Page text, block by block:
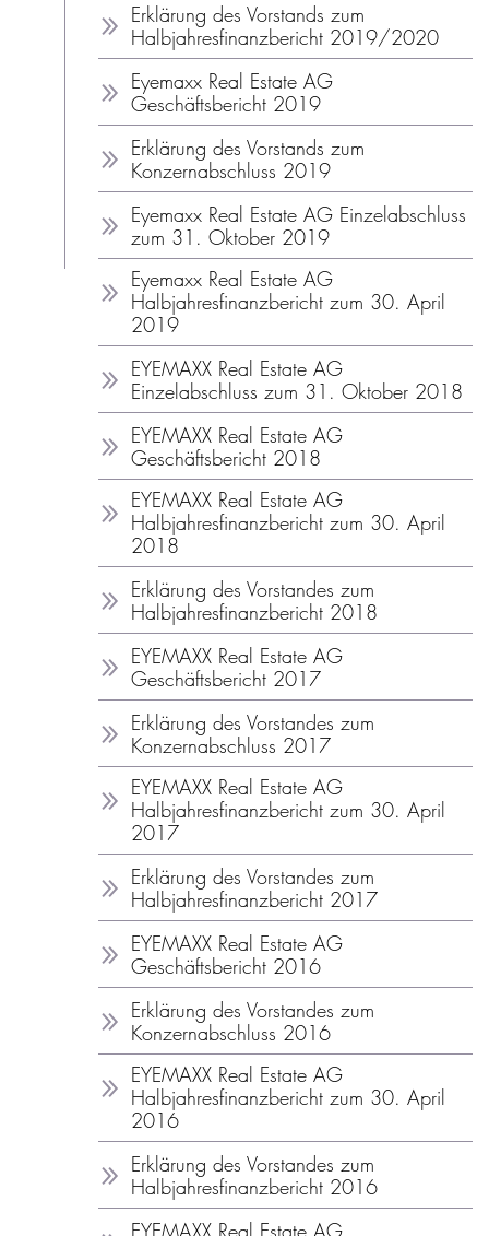
Erklärung des Vorstands zum
Halbjahresfinanzbericht 2019/2020
Eyemaxx Real Estate AG
Geschäftsbericht 2019
Erklärung des Vorstands zum
Konzernabschluss 2019
Eyemaxx Real Estate AG Einzelabschluss
zum 31. Oktober 2019
Eyemaxx Real Estate AG
Halbjahresfinanzbericht zum 30. April
2019
EYEMAXX Real Estate AG
Einzelabschluss zum 31. Oktober 2018
EYEMAXX Real Estate AG
Geschäftsbericht 2018
EYEMAXX Real Estate AG
Halbjahresfinanzbericht zum 30. April
2018
Erklärung des Vorstandes zum
Halbjahresfinanzbericht 2018
EYEMAXX Real Estate AG
Geschäftsbericht 2017
Erklärung des Vorstandes zum
Konzernabschluss 2017
EYEMAXX Real Estate AG
Halbjahresfinanzbericht zum 30. April
2017
Erklärung des Vorstandes zum
Halbjahresfinanzbericht 2017
EYEMAXX Real Estate AG
Geschäftsbericht 2016
Erklärung des Vorstandes zum
Konzernabschluss 2016
EYEMAXX Real Estate AG
Halbjahresfinanzbericht zum 30. April
2016
Erklärung des Vorstandes zum
Halbjahresfinanzbericht 2016
EYEMAXX Real Estate AG